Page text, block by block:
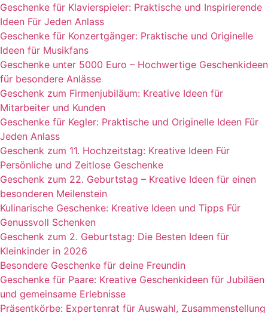
Geschenke für Klavierspieler: Praktische und Inspirierende
Ideen Für Jeden Anlass
Geschenke für Konzertgänger: Praktische und Originelle
Ideen für Musikfans
Geschenke unter 5000 Euro – Hochwertige Geschenkideen
für besondere Anlässe
Geschenk zum Firmenjubiläum: Kreative Ideen für
Mitarbeiter und Kunden
Geschenke für Kegler: Praktische und Originelle Ideen Für
Jeden Anlass
Geschenk zum 11. Hochzeitstag: Kreative Ideen Für
Persönliche und Zeitlose Geschenke
Geschenk zum 22. Geburtstag – Kreative Ideen für einen
besonderen Meilenstein
Kulinarische Geschenke: Kreative Ideen und Tipps Für
Genussvoll Schenken
Geschenk zum 2. Geburtstag: Die Besten Ideen für
Kleinkinder in 2026
Besondere Geschenke für deine Freundin
Geschenke für Paare: Kreative Geschenkideen für Jubiläen
und gemeinsame Erlebnisse
Präsentkörbe: Expertenrat für Auswahl, Zusammenstellung